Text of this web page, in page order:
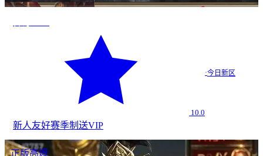
10.0
·今日新区
新人友好赛季制 送VIP
正版高爆